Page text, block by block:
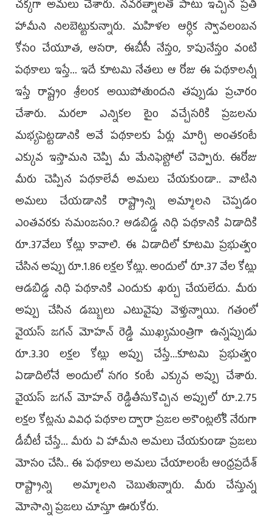
చక్కగా అమలు చేశారు. నవరత్నాలతో పాటు ఇచ్చిన ప్రతి
హామీని నిలబెట్టుకున్నారు. మహిళల ఆర్ధిక స్వావలంబన
కోసం చేయూత, ఆసరా, ఈబీసీ నేస్తం, కాపునేస్తం వంటి
పథకాలు ఇస్తే... ఇదే కూటమి నేతలు ఆ రోజు ఈ పథకాలన్నీ
ఇస్తే రాష్ట్రం శ్రీలంక అయిపోతుందని తప్పుడు ప్రచారం
చేశారు. మరలా ఎన్నికల టైం వచ్చేసరికి ప్రజలను
మభ్యపెట్టడానికి అవే పథకాలకు పేర్లు మార్చి అంతకంటే
ఎక్కువ ఇస్తామని చెప్పి మీ మేనిఫెస్టోలో చెప్పారు. ఈరోజు
మీరు చెప్పిన పథకాలేవీ అమలు చేయకుండా.. వాటిని
అమలు చేయడానికి రాష్ట్రాన్ని అమ్మాలని చెప్పడం
ఎంతవరకు సమంజసం.? ఆడబిడ్డ నిధి పథకానికి ఏడాదికి
రూ.37వేలు కోట్లు కావాలి. ఈ ఏడాదిలో కూటమి ప్రభుత్వం
చేసిన అప్పు రూ.1.86 లక్షల కోట్లు. అందులో రూ.37 వేల కోట్లు
ఆడబిడ్డ నిధి పథకానికి ఎందుకు ఖర్చు చేయలేదు. మీరు
అప్పు చేసిన డబ్బులు ఎటువైపు వెళ్తున్నాయి. గతంలో
వైయ‌స్ జ‌గ‌న్ మోహ‌న్ రెడ్డి ముఖ్యమంత్రిగా ఉన్నప్పుడు
రూ.3.30 లక్షల కోట్లు అప్పు చేస్తే...కూటమి ప్రభుత్వం
ఏడాదిలోనే అందులో సగం కంటే ఎక్కువ అప్పు చేశారు.
వైయ‌స్ జ‌గ‌న్ మోహ‌న్ రెడ్డితీసుకొచ్చిన అప్పులో రూ.2.75
లక్షల కోట్లను వివిధ పథకాల ద్వారా ప్రజల అకౌంట్లలోకి నేరుగా
డీబీటీ చేస్తే... మీరు ఏ హామీని అమలు చేయకుండా ప్రజలు
మోసం చేసి.. ఈ పథకాలు అమలు చేయాలంటే ఆంధ్రప్రదేశ్
రాష్ట్రాన్ని అమ్మాలని చెబుతున్నారు. మీరు చేస్తున్న
మోసాన్ని ప్రజలు చూస్తూ ఊరుకోరు.